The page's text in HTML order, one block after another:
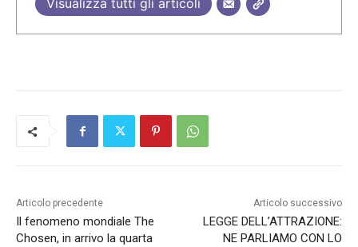
Articolo precedente
Il fenomeno mondiale The
Chosen, in arrivo la quarta
Articolo successivo
LEGGE DELL’ATTRAZIONE:
NE PARLIAMO CON LO